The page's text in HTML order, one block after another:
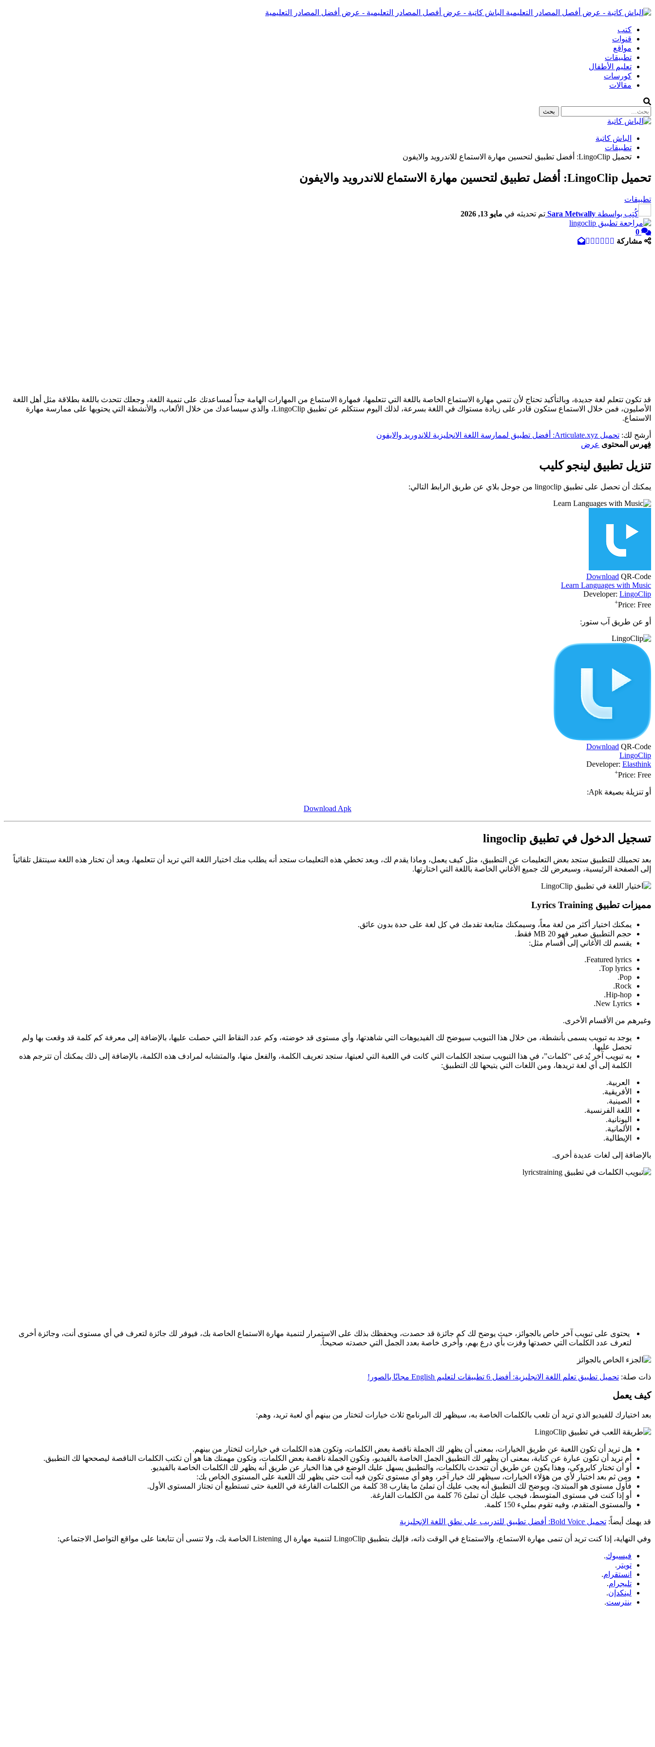
الباش كاتبة - عرض أفصل المصادر التعليمية - عرض أفضل المصادر التعليمية
كتب
قنوات
مواقع
تطبيقات
تعليم الأطفال
كورسات
مقالات
الباش كاتبة
تطبيقات
تحميل LingoClip: أفضل تطبيق لتحسين مهارة الاستماع للاندرويد والايفون
تحميل LingoClip: أفضل تطبيق لتحسين مهارة الاستماع للاندرويد والايفون
تطبيقات
كُتِب بواسطة Sara Metwally تم تحديثه في مايو 13, 2026
0
مشاركة
قد تكون تتعلم لغة جديدة، وبالتأكيد تحتاج لأن تنمي مهارة الاستماع الخاصة باللغة التي تتعلمها، فمهارة الاستماع من المهارات الهامة جداً لمساعدتك على تنمية اللغة، وجعلك تتحدث باللغة بطلاقة مثل أهل اللغة
الأصليون، فمن خلال الاستماع ستكون قادر على زيادة مستواك في اللغة بسرعة، لذلك اليوم سنتكلم عن تطبيق LingoClip، والذي سيساعدك من خلال الألعاب، والأنشطة التي يحتويها على ممارسة مهارة
الاستماع.
أرشح لك: تحميل Articulate.xyz: أفضل تطبيق لممارسة اللغة الانجليزية للاندوريد والايفون
فِهرس المحتوى عرض
تنزيل تطبيق لينجو كليب
يمكنك أن تحصل على تطبيق lingoclip من جوجل بلاي عن طريق الرابط التالي:
Download QR-Code
Learn Languages with Music
Developer: LingoClip
Price: Free
+
أو عن طريق آب ستور:
Download QR-Code
LingoClip
Developer: Elasthink
Price: Free
+
أو تنزيلة بصيغة Apk:
Download Apk
تسجيل الدخول في تطبيق lingoclip
بعد تحميلك للتطبيق ستجد بعض التعليمات عن التطبيق، مثل كيف يعمل، وماذا يقدم لك، وبعد تخطي هذه التعليمات ستجد أنه يطلب منك اختيار اللغة التي تريد أن تتعلمها، وبعد أن تختار هذه اللغة سينتقل تلقائياً
إلى الصفحة الرئيسية، وسيعرض لك جميع الأغاني الخاصة باللغة التي اختارتها.
مميزات تطبيق Lyrics Training
يمكنك اختيار أكثر من لغة معاً، وسيمكنك متابعة تقدمك في كل لغة على حدة بدون عائق.
حجم التطبيق صغير فهو 20 MB فقط.
يقسم لك الأغاني إلى أقسام مثل:
Featured lyrics.
Top lyrics.
Pop.
Rock.
Hip-hop.
New Lyrics.
وغيرهم من الأقسام الأخرى.
يوجد به تبويب يسمى بأنشطة، من خلال هذا التبويب سيوضح لك الفيديوهات التي شاهدتها، وأي مستوى قد خوضته، وكم عدد النقاط التي حصلت عليها، بالإضافة إلى معرفة كم كلمة قد وقعت بها ولم
تحصل عليها.
به تبويب آخر يُدعى “كلمات”، في هذا التبويب ستجد الكلمات التي كانت في اللعبة التي لعبتها، ستجد تعريف الكلمة، والفعل منها، والمتشابه لمرادف هذه الكلمة، بالإضافة إلى ذلك يمكنك أن تترجم هذه
الكلمة إلى أي لغة تريدها، ومن اللغات التي يتيحها لك التطبيق:
العربية.
الأفريقية.
الصينية.
اللغة الفرنسية.
اليونانية.
الألمانية.
الإيطالية.
بالإضافة إلى لغات عديدة أخرى.
يحتوى على تبويب آخر خاص بالجوائز، حيث يوضح لك كم جائزة قد حصدت، ويحفظك بذلك على الاستمرار لتنمية مهارة الاستماع الخاصة بك، فيوفر لك جائزة لتعرف في أي مستوى أنت، وجائزة أخرى
لتعرف عدد الكلمات التي حصدتها وفزت بأي درع بهم، وأخرى خاصة بعدد الجمل التي حصدته صحيحاً.
ذات صلة: تحميل تطبيق تعلم اللغة الانجليزية: أفضل 6 تطبيقات لتعليم English مجانًا بالصور!
كيف يعمل
بعد اختيارك للفيديو الذي تريد أن تلعب بالكلمات الخاصة به، سيظهر لك البرنامج ثلاث خيارات لتختار من بينهم أي لعبة تريد، وهم:
هل تريد أن تكون اللعبة عن طريق الخيارات، بمعنى أن يظهر لك الجملة ناقصة بعض الكلمات، وتكون هذه الكلمات في خيارات لتختار من بينهم.
أم تريد أن تكون عبارة عن كتابة، بمعنى أن يظهر لك التطبيق الجمل الخاصة بالفيديو، وتكون الجملة ناقصة بعض الكلمات، وتكون مهمتك هنا هو أن تكتب الكلمات الناقصة ليصححها لك التطبيق.
أو أن تختار كايروكي، وهذا يكون عن طريق أن تتحدث بالكلمات، والتطبيق يسهل عليك الوضع في هذا الخيار عن طريق أنه يظهر لك الكلمات الخاصة بالفيديو.
ومن ثم بعد اختيار لأي من هؤلاء الخيارات، سيظهر لك خيار آخر، وهو أي مستوى تكون فيه أنت حتى يظهر لك اللعبة على المستوى الخاص بك:
فأول مستوى هو المبتدئ، ويوضح لك التطبيق أنه يجب عليك أن تملئ ما يقارب 38 كلمة من الكلمات الفارغة في اللعبة حتى تستطيع أن تجتاز المستوى الأول.
أو إذا كنت في مستوى المتوسط، فيجب عليك أن تملئ 76 كلمة من الكلمات الفارغة.
والمستوى المتقدم، وفيه تقوم بمليء 150 كلمة.
قد يهمك أيضاً: تحميل Bold Voice: أفضل تطبيق للتدريب على نطق اللغة الإنجليزية
وفي النهاية، إذا كنت تريد أن تنمى مهارة الاستماع، والاستمتاع في الوقت ذاته، فإليك بتطبيق LingoClip لتنمية مهارة ال Listening الخاصة بك، ولا تنسى أن تتابعنا على مواقع التواصل الاجتماعي:
فيسبوك.
تويتر .
انستقرام.
تليجرام.
لينكدإن.
بنترست.